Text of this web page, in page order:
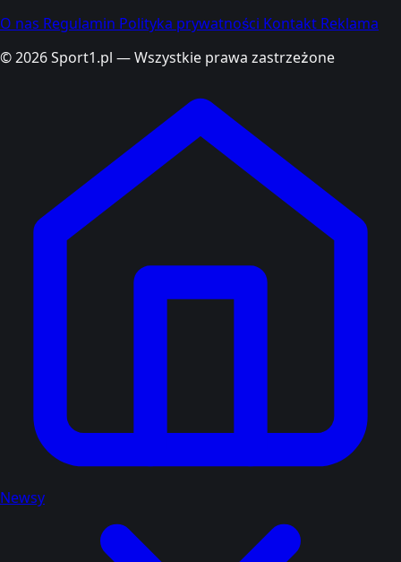
O nas Regulamin Polityka prywatności Kontakt Reklama
© 2026 Sport1.pl — Wszystkie prawa zastrzeżone
Newsy